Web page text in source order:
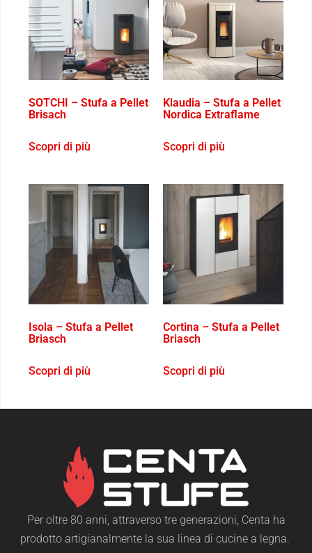
SOTCHI – Stufa a Pellet
Brisach
Scopri di più
Klaudia – Stufa a Pellet
Nordica Extraflame
Scopri di più
Isola – Stufa a Pellet
Briasch
Scopri di più
Cortina – Stufa a Pellet
Briasch
Scopri di più
Per oltre 80 anni, attraverso tre generazioni, Centa ha
prodotto artigianalmente la sua linea di cucine a legna.